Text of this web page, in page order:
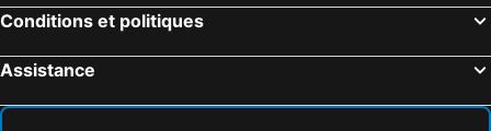
Conditions et politiques
Assistance